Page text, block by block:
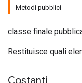
Metodi pubblici
classe finale
Restituisce quali
Costanti